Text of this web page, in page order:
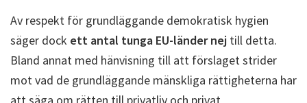
Av respekt för grundläggande demokratisk hygien
säger dock ett antal tunga EU-länder nej till detta.
Bland annat med hänvisning till att förslaget strider
mot vad de grundläggande mänskliga rättigheterna har
att säga om rätten till privatliv och privat